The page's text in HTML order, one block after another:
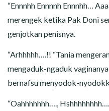
“Ennnhh Ennnnh Ennnhh…
merengek ketika Pak Doni
genjotkan penisnya.
“Arhhhhh….!! “Tania
mengaduk-ngaduk
bernafsu menyodok-
“Oahhhhhhh….,